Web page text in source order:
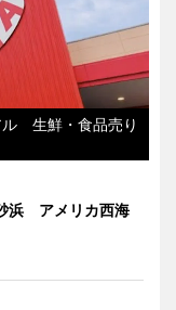
ル 生鮮・食品売り
浜 アメリカ西海